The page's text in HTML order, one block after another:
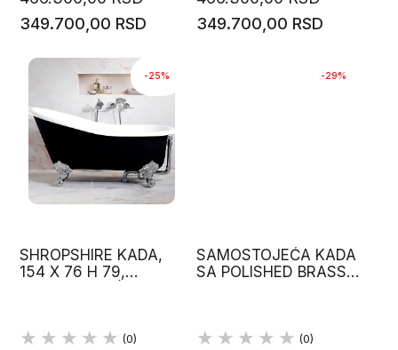
349.700,00 RSD
349.700,00 RSD
-25%
SHROPSHIRE KADA,
154 X 76 H 79,
(0)
-29%
SAMOSTOJEĆA KADA
SA POLISHED BRASS
(0)